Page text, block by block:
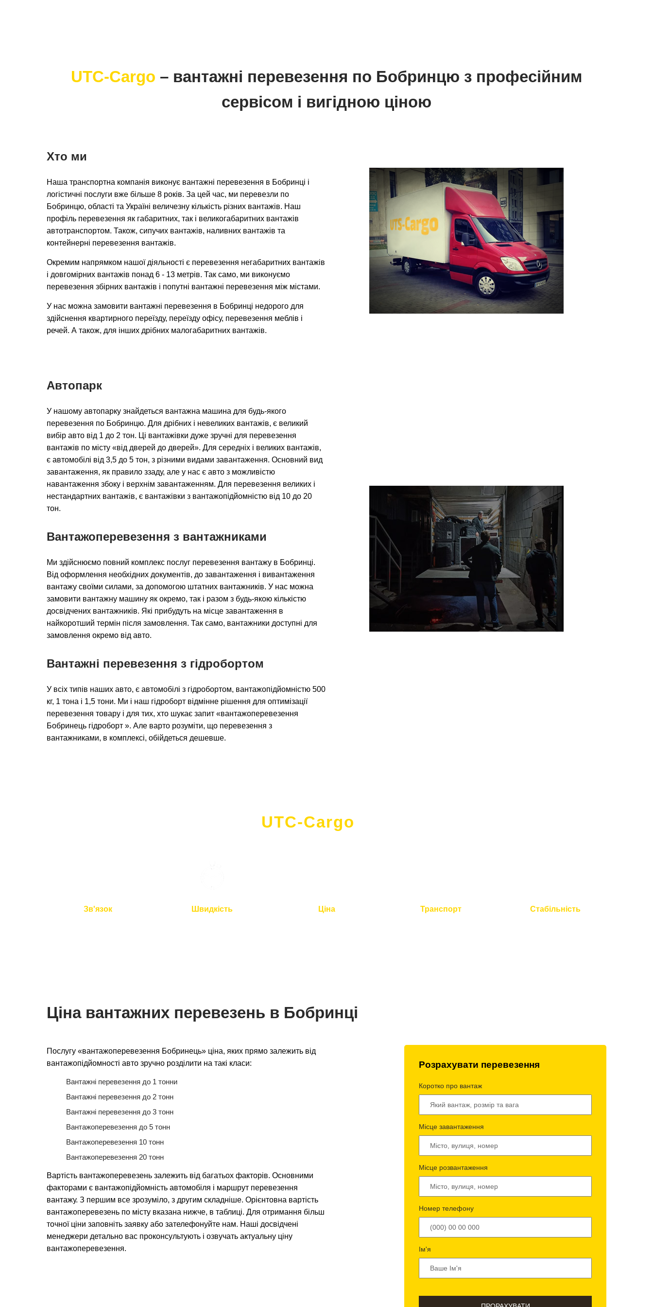
UTC-Cargo – вантажні перевезення по Бобринцю з професійним
сервісом і вигідною ціною
Хто ми
Наша транспортна компанія виконує вантажні перевезення в Бобринці і
логістичні послуги вже більше 8 років. За цей час, ми перевезли по
Бобринцю, області та Україні величезну кількість різних вантажів. Наш
профіль перевезення як габаритних, так і великогабаритних вантажів
автотранспортом. Також, сипучих вантажів, наливних вантажів та
контейнерні перевезення вантажів.
Окремим напрямком нашої діяльності є перевезення негабаритних вантажів
і довгомірних вантажів понад 6 - 13 метрів. Так само, ми виконуємо
перевезення збірних вантажів і попутні вантажні перевезення між містами.
У нас можна замовити вантажні перевезення в Бобринці недорого для
здійснення квартирного переїзду, переїзду офісу, перевезення меблів і
речей. А також, для інших дрібних малогабаритних вантажів.
Автопарк
У нашому автопарку знайдеться вантажна машина для будь-якого
перевезення по Бобринцю. Для дрібних і невеликих вантажів, є великий
вибір авто від 1 до 2 тон. Ці вантажівки дуже зручні для перевезення
вантажів по місту «від дверей до дверей». Для середніх і великих вантажів,
є автомобілі від 3,5 до 5 тон, з різними видами завантаження. Основний вид
завантаження, як правило ззаду, але у нас є авто з можливістю
навантаження збоку і верхнім завантаженням. Для перевезення великих і
нестандартних вантажів, є вантажівки з вантажопідйомністю від 10 до 20
тон.
Вантажоперевезення з вантажниками
Ми здійснюємо повний комплекс послуг перевезення вантажу в Бобринці.
Від оформлення необхідних документів, до завантаження і вивантаження
вантажу своїми силами, за допомогою штатних вантажників. У нас можна
замовити вантажну машину як окремо, так і разом з будь-якою кількістю
досвідчених вантажників. Які прибудуть на місце завантаження в
найкоротший термін після замовлення. Так само, вантажники доступні для
замовлення окремо від авто.
Вантажні перевезення з гідробортом
У всіх типів наших авто, є автомобілі з гідробортом, вантажопідйомністю 500
кг, 1 тона і 1,5 тони. Ми і наш гідроборт відмінне рішення для оптимізації
перевезення товару і для тих, хто шукає запит «вантажоперевезення
Бобринець гідроборт ». Але варто розуміти, що перевезення з
вантажниками, в комплексі, обійдеться дешевше.
UTC-Cargo
Зв'язок
Швидкість
Ціна
Транспорт
Стабільність
Ціна вантажних перевезень в Бобринці
Послугу «вантажоперевезення Бобринець» ціна, яких прямо залежить від
вантажопідйомності авто зручно розділити на такі класи:
Вантажні перевезення до 1 тонни
Вантажні перевезення до 2 тонн
Вантажні перевезення до 3 тонн
Вантажоперевезення до 5 тонн
Вантажоперевезення 10 тонн
Вантажоперевезення 20 тонн
Вартість вантажоперевезень залежить від багатьох факторів. Основними
факторами є вантажопідйомність автомобіля і маршрут перевезення
вантажу. З першим все зрозуміло, з другим складніше. Орієнтовна вартість
вантажоперевезень по місту вказана нижче, в таблиці. Для отримання більш
точної ціни заповніть заявку або зателефонуйте нам. Наші досвідчені
менеджери детально вас проконсультують і озвучать актуальну ціну
вантажоперевезення.
Розрахувати перевезення
Коротко про вантаж
Місце завантаження
Місце розвантаження
Номер телефону
Ім'я